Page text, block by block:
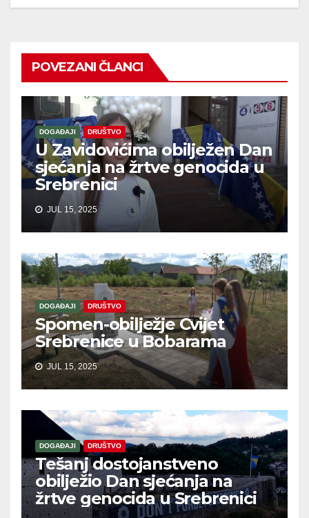
POVEZANI ČLANCI
DOGAĐAJI DRUŠTVO
U Zavidovićima obilježen Dan
sjećanja na žrtve genocida u
Srebrenici
JUL 15, 2025
DOGAĐAJI DRUŠTVO
Spomen-obilježje Cvijet
Srebrenice u Bobarama
JUL 15, 2025
DOGAĐAJI DRUŠTVO
Tešanj dostojanstveno
obilježio Dan sjećanja na
žrtve genocida u Srebrenici